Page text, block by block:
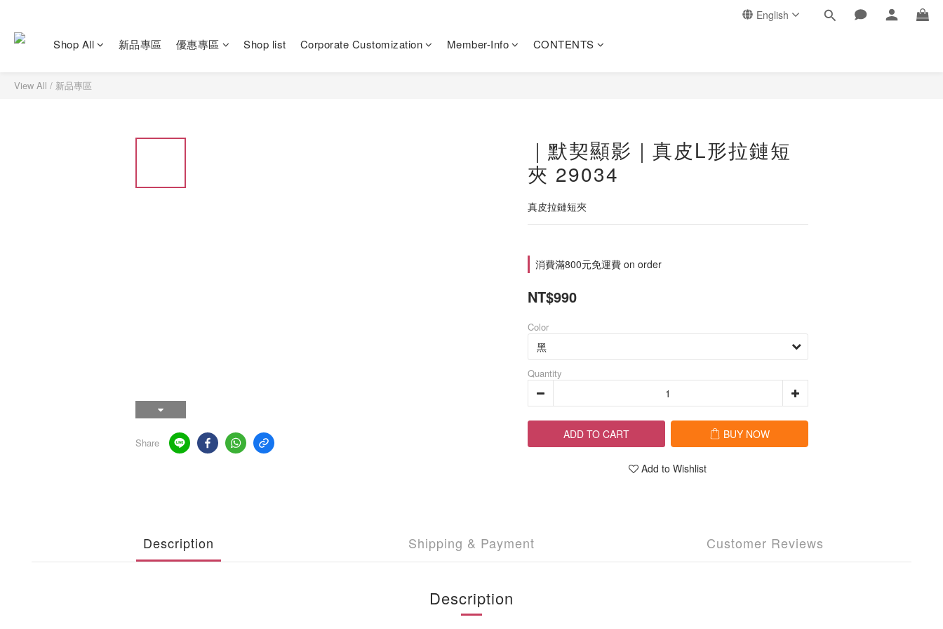
English
Shop All 新品專區 優惠專區 Shop list Corporate Customization Member-Info CONTENTS
View All / 新品專區
Share
｜默契顯影｜真皮L形拉鏈短
夾 29034
真皮拉鏈短夾
消費滿800元免運費 on order
NT$990
Color
Quantity
ADD TO CART BUY NOW
Add to Wishlist
Description Shipping & Payment Customer Reviews
Description